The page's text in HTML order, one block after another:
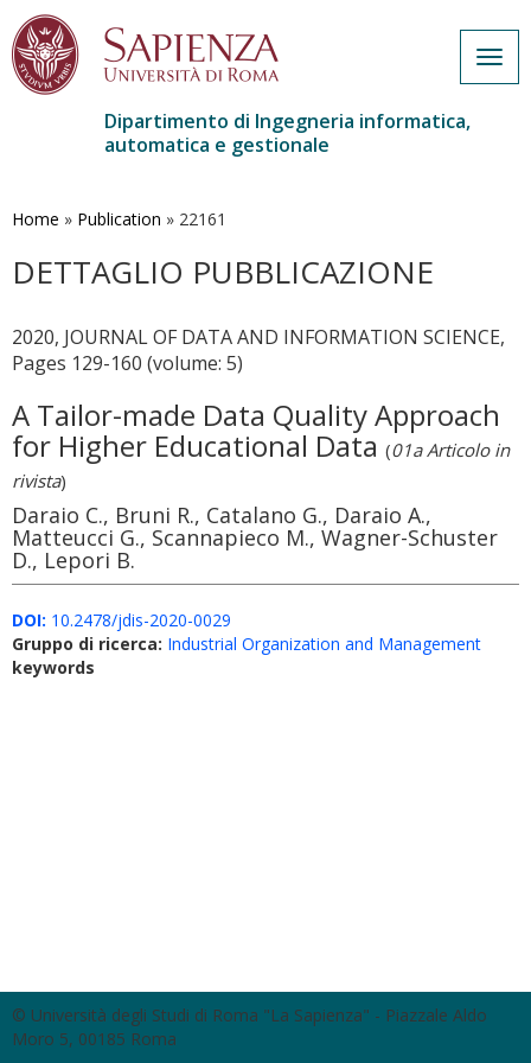
contenuto
Dipartimento di Ingegneria informatica,
automatica e gestionale
Home » Publication » 22161
DETTAGLIO PUBBLICAZIONE
2020, JOURNAL OF DATA AND INFORMATION SCIENCE,
Pages 129-160 (volume: 5)
A Tailor-made Data Quality Approach
for Higher Educational Data (01a Articolo in
rivista)
Daraio C., Bruni R., Catalano G., Daraio A.,
Matteucci G., Scannapieco M., Wagner-Schuster
D., Lepori B.
DOI: 10.2478/jdis-2020-0029
Gruppo di ricerca: Industrial Organization and Management
keywords
© Università degli Studi di Roma "La Sapienza" - Piazzale Aldo
Moro 5, 00185 Roma